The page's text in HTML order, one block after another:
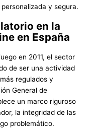
y segura.
en la
en España
en 2011, el sector
de ser una actividad
regulados y
General de
un marco riguroso
la integridad de las
problemático.